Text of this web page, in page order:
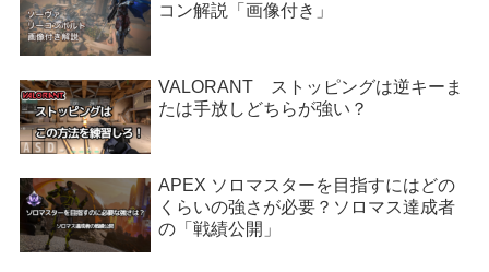
コン解説「画像付き」
VALORANT ストッピングは逆キーま
たは手放しどちらが強い？
APEX ソロマスターを目指すにはどの
くらいの強さが必要？ソロマス達成者
の「戦績公開」